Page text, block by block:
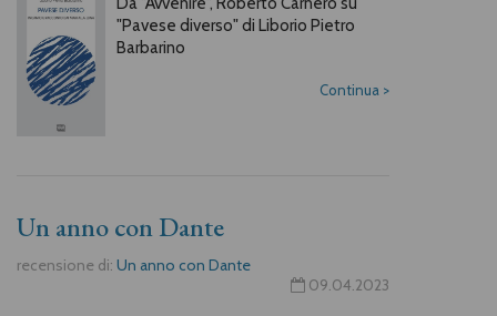
"Pavese diverso" di Liborio Pietro
Barbarino
Continua >
Un anno con Dante
recensione di: Un anno con Dante
09.04.2023